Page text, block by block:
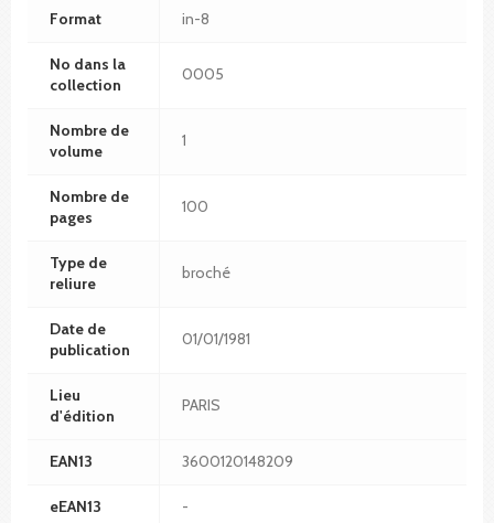
Format in-8
No dans la
collection
0005
Nombre de
volume
1
Nombre de
pages
100
Type de
reliure
broché
Date de
publication
01/01/1981
Lieu
d'édition
PARIS
EAN13 3600120148209
eEAN13 -